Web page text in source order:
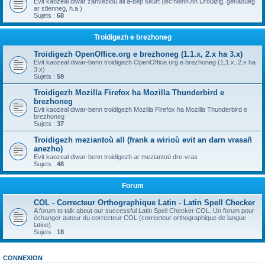
ar stlenneg, h.a.)
Sujets : 68
Troidigezh e brezhoneg
Troidigezh OpenOffice.org e brezhoneg (1.1.x, 2.x ha 3.x)
Evit kaozeal diwar-benn troidigezh OpenOffice.org e brezhoneg (1.1.x, 2.x ha
3.x)
Sujets : 59
Troidigezh Mozilla Firefox ha Mozilla Thunderbird e
brezhoneg
Evit kaozeal diwar-benn troidigezh Mozilla Firefox ha Mozilla Thunderbird e
brezhoneg
Sujets : 37
Troidigezh meziantoù all (frank a wirioù evit an darn vrasañ
anezho)
Evit kaozeal diwar-benn troidigezh ar meziantoù dre-vras
Sujets : 48
Forum
COL - Correcteur Orthographique Latin - Latin Spell Checker
A forum to talk about our successful Latin Spell Checker COL. Un forum pour
échanger autour du correcteur COL (correcteur orthographique de langue
latine).
Sujets : 18
CONNEXION